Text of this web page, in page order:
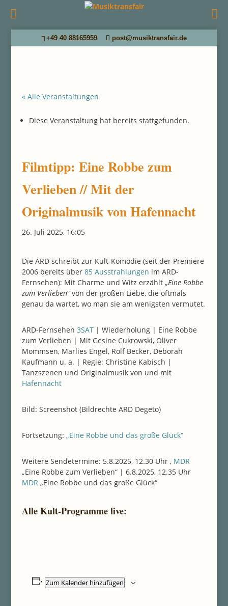
+49 40 88165959 post@musiktransfair.de
« Alle Veranstaltungen
Diese Veranstaltung hat bereits stattgefunden.
Filmtipp: Eine Robbe zum
Verlieben // Mit der
Originalmusik von Hafennacht
26. Juli 2025, 16:05
Die ARD schreibt zur Kult-Komödie (seit der Premiere
2006 bereits über 85 Ausstrahlungen im ARD-
Fernsehen): Mit Charme und Witz erzählt „Eine Robbe
zum Verlieben“ von der großen Liebe, die oftmals
genau da wartet, wo man sie am wenigsten vermutet.
ARD-Fernsehen 3SAT| Wiederholung | Eine Robbe
zum Verlieben | Mit Gesine Cukrowski, Oliver
Mommsen, Marlies Engel, Rolf Becker, Deborah
Kaufmann u. a. | Regie: Christine Kabisch |
Tanzszenen und Originalmusik von und mit
Hafennacht
Bild: Screenshot (Bildrechte ARD Degeto)
Fortsetzung: „Eine Robbe und das große Glück“
Weitere Sendetermine: 5.8.2025, 12.30 Uhr , MDR
„Eine Robbe zum Verlieben“ | 6.8.2025, 12.35 Uhr
MDR „Eine Robbe und das große Glück“
Alle Kult-Programme live:
Zum Kalender hinzufügen